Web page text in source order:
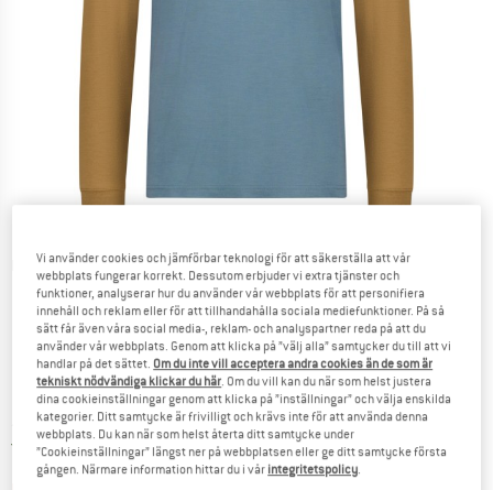
Detaljbilder
Pris:
119,95€ inkl. moms
KR1.310,33
Fraktfri(SE)Sverige. Information om fraktkostnader. Öppnas
Vi använder cookies och jämförbar teknologi för att säkerställa att vår
webbplats fungerar korrekt. Dessutom erbjuder vi extra tjänster och
funktioner, analyserar hur du använder vår webbplats för att personifiera
innehåll och reklam eller för att tillhandahålla sociala mediefunktioner. På så
sätt får även våra social media-, reklam- och analyspartner reda på att du
använder vår webbplats. Genom att klicka på ”välj alla” samtycker du till att vi
handlar på det sättet. Om du inte vill acceptera andra cookies än de som är
tekniskt nödvändiga klickar du här. Om du vill kan du när som helst justera
dina cookieinställningar genom att klicka på ”inställningar” och välja enskilda
kategorier. Ditt samtycke är frivilligt och krävs inte för att använda denna
webbplats. Du kan när som helst återta ditt samtycke under
”Cookieinställningar” längst ner på webbplatsen eller ge ditt samtycke första
gången. Närmare information hittar du i vår integritetspolicy.